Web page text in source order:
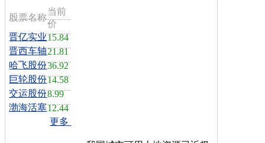
股票名称
当前
价
晋亿实业15.84
晋西车轴21.81
哈飞股份36.92
巨轮股份14.58
交运股份8.99
渤海活塞12.44
更多